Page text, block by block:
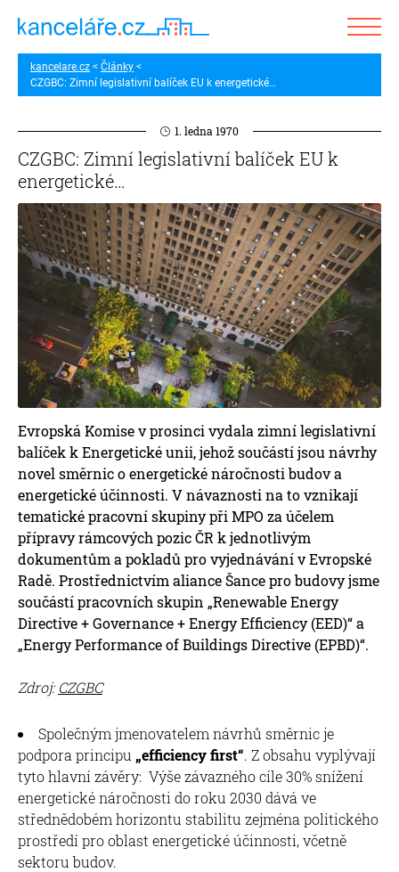
kancelare.cz
Články
CZGBC: Zimní legislativní balíček EU k energetické…
1. ledna 1970
CZGBC: Zimní legislativní balíček EU k
energetické…
Evropská Komise v prosinci vydala zimní legislativní
balíček k Energetické unii, jehož součástí jsou návrhy
novel směrnic o energetické náročnosti budov a
energetické účinnosti. V návaznosti na to vznikají
tematické pracovní skupiny při MPO za účelem
přípravy rámcových pozic ČR k jednotlivým
dokumentům a pokladů pro vyjednávání v Evropské
Radě. Prostřednictvím aliance Šance pro budovy jsme
součástí pracovních skupin „Renewable Energy
Directive + Governance + Energy Efficiency (EED)“ a
„Energy Performance of Buildings Directive (EPBD)“.
Zdroj: CZGBC
Společným jmenovatelem návrhů směrnic je
podpora principu „efficiency first“. Z obsahu vyplývají
tyto hlavní závěry: Výše závazného cíle 30% snížení
energetické náročnosti do roku 2030 dává ve
střednědobém horizontu stabilitu zejména politického
prostředí pro oblast energetické účinnosti, včetně
sektoru budov.